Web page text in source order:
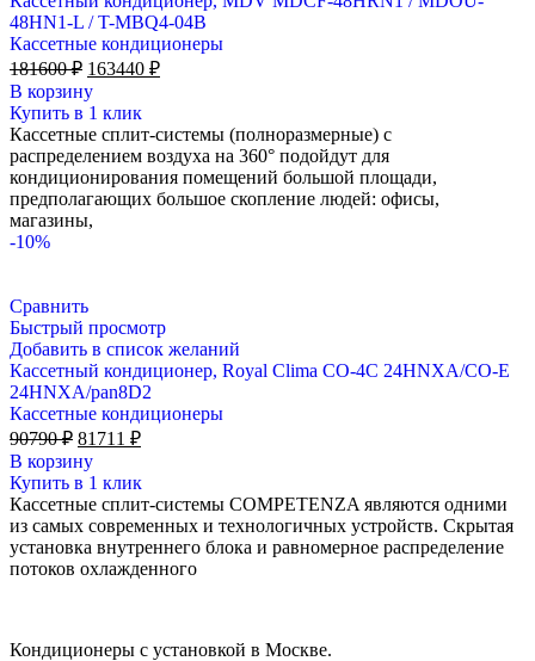
48HN1-L / T-MBQ4-04B
Кассетные кондиционеры
181600₽ Первоначальная
цена
составляла
181600 ₽.
163440 ₽Текущая
В корзину
Купить в 1 клик
Кассетные сплит-системы (полноразмерные) с
распределением воздуха на 360° подойдут для
кондиционирования помещений большой площади,
предполагающих большое скопление людей: офисы,
магазины,
-10%
Сравнить
Быстрый просмотр
Добавить в список желаний
Кассетный кондиционер, Royal Clima CO-4C 24HNXA/CO-E
24HNXA/pan8D2
Кассетные кондиционеры
90790₽ Первоначальная
цена
составляла
90790 ₽.
81711 ₽Текущая
81711 ₽.
В корзину
Купить в 1 клик
Кассетные сплит-системы COMPETENZA являются одними
из самых современных и технологичных устройств. Скрытая
установка внутреннего блока и равномерное распределение
потоков охлажденного
Кондиционеры с установкой в Москве.